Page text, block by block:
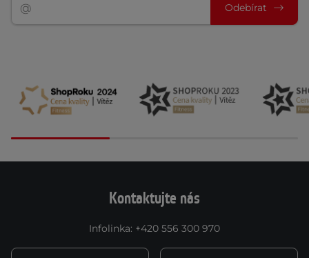
Odebírat
Kontaktujte nás
Infolinka: +420 556 300 970